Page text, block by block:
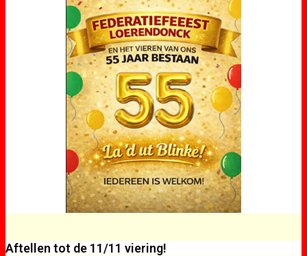
Aftellen tot de 11/11 viering!